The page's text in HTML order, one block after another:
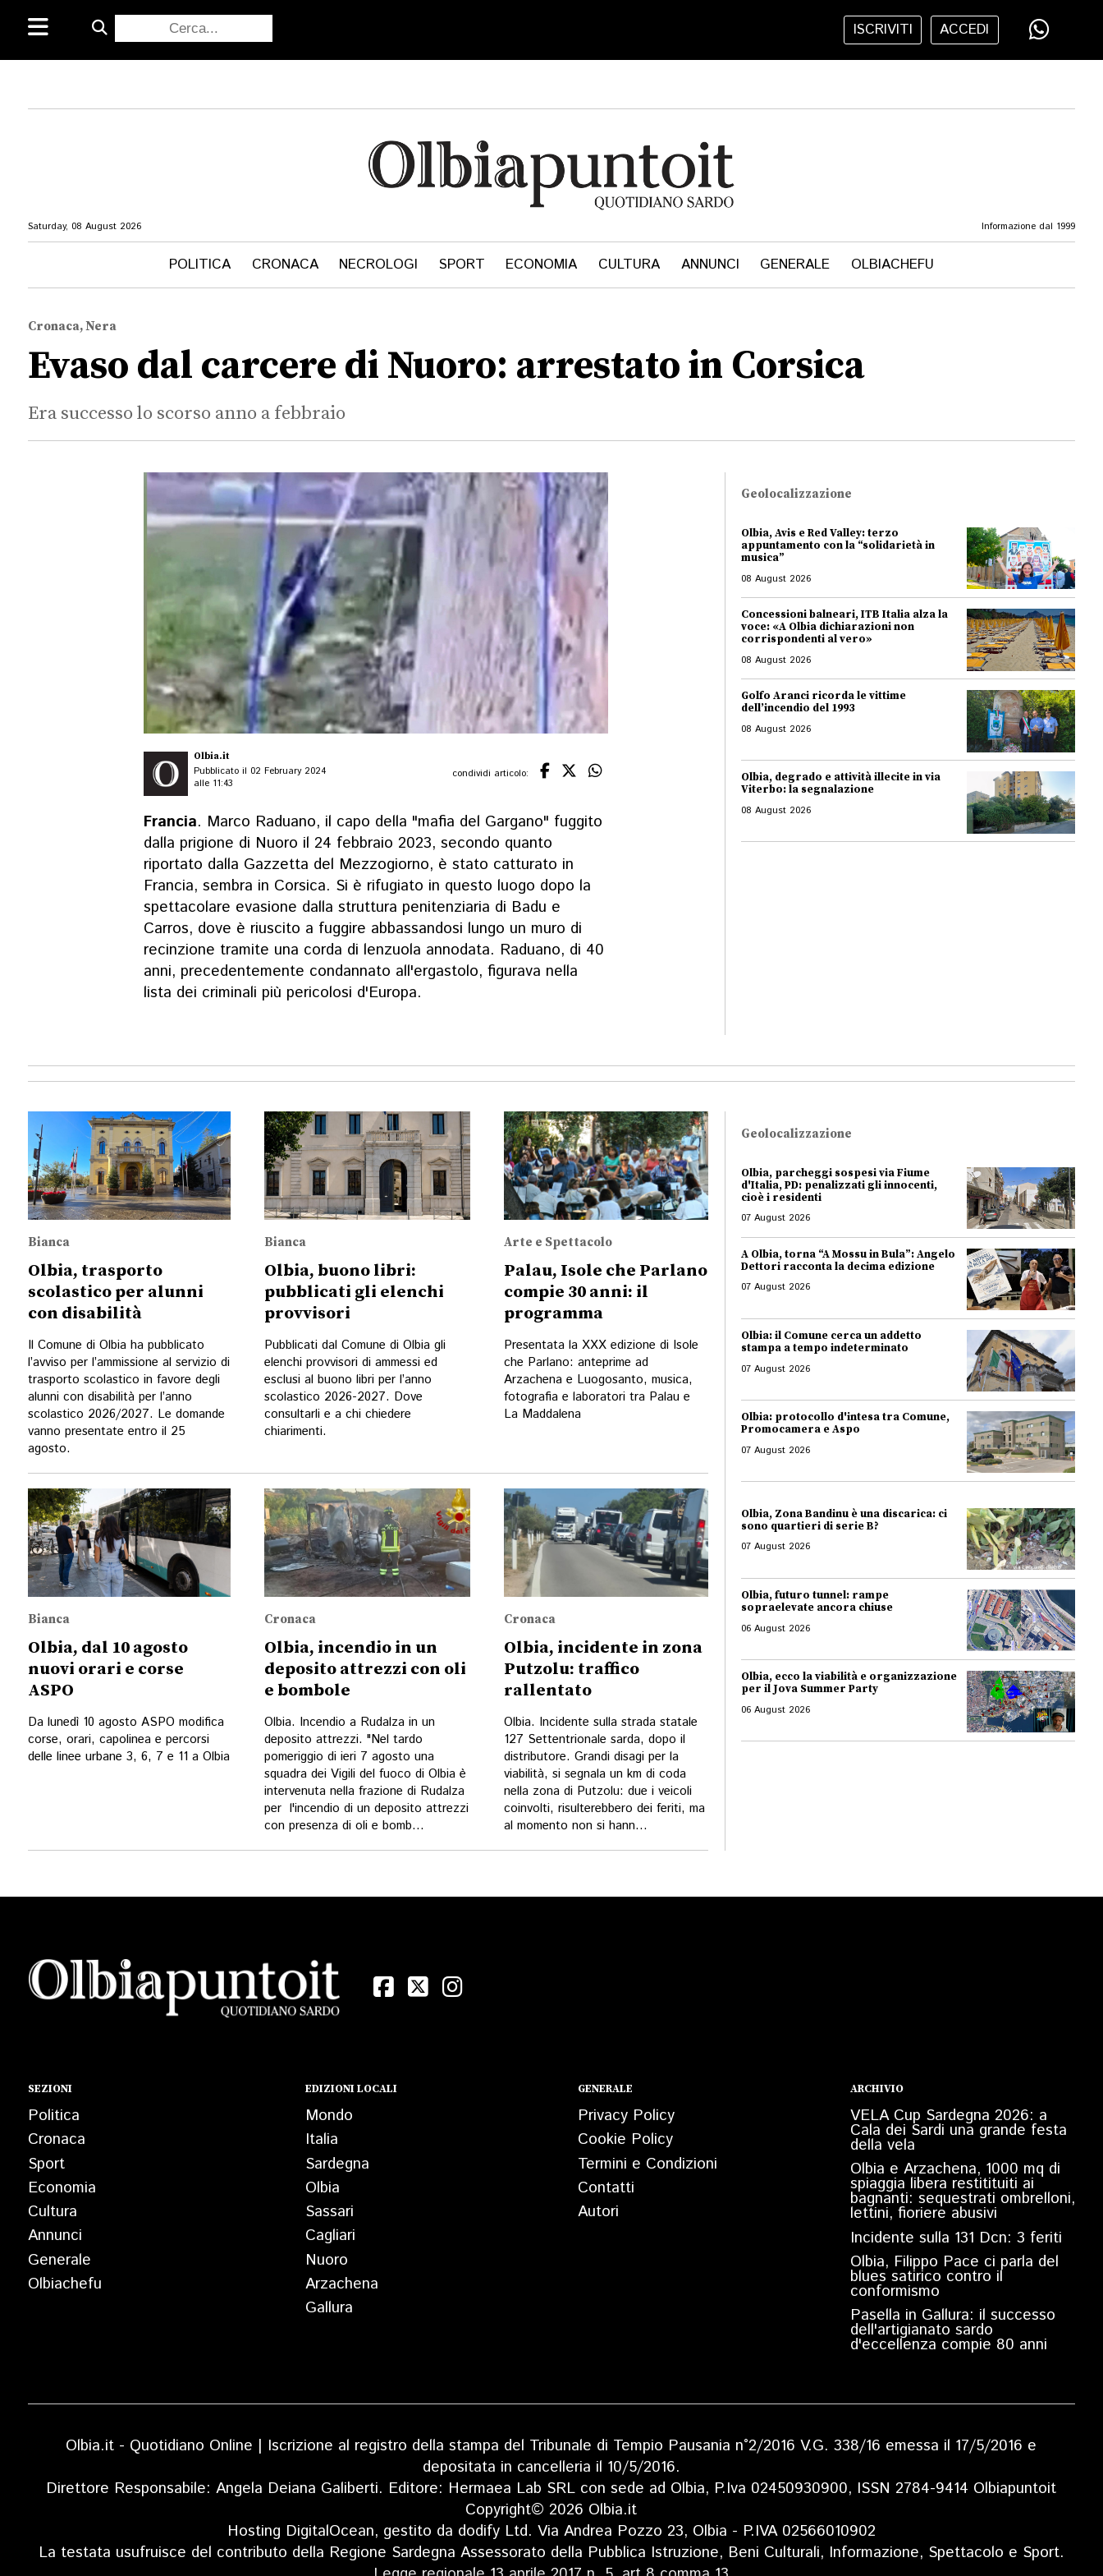
ISCRIVITI ACCEDI
Saturday, 08 August 2026 Informazione dal 1999
POLITICA CRONACA NECROLOGI SPORT ECONOMIA CULTURA ANNUNCI GENERALE OLBIACHEFU
Cronaca, Nera
Evaso dal carcere di Nuoro: arrestato in Corsica
Era successo lo scorso anno a febbraio
Olbia.it
Pubblicato il 02 February 2024
alle 11:43
condividi articolo:
Francia. Marco Raduano, il capo della "mafia del Gargano" fuggito
dalla prigione di Nuoro il 24 febbraio 2023, secondo quanto
riportato dalla Gazzetta del Mezzogiorno, è stato catturato in
Francia, sembra in Corsica. Si è rifugiato in questo luogo dopo la
spettacolare evasione dalla struttura penitenziaria di Badu e
Carros, dove è riuscito a fuggire abbassandosi lungo un muro di
recinzione tramite una corda di lenzuola annodata. Raduano, di 40
anni, precedentemente condannato all'ergastolo, figurava nella
lista dei criminali più pericolosi d'Europa.
Geolocalizzazione
Olbia, Avis e Red Valley: terzo
appuntamento con la “solidarietà in
musica”
08 August 2026
Concessioni balneari, ITB Italia alza la
voce: «A Olbia dichiarazioni non
corrispondenti al vero»
08 August 2026
Golfo Aranci ricorda le vittime
dell’incendio del 1993
08 August 2026
Olbia, degrado e attività illecite in via
Viterbo: la segnalazione
08 August 2026
Bianca
Olbia, trasporto
scolastico per alunni
con disabilità
Il Comune di Olbia ha pubblicato
l’avviso per l’ammissione al servizio di
trasporto scolastico in favore degli
alunni con disabilità per l’anno
scolastico 2026/2027. Le domande
vanno presentate entro il 25
agosto.
Bianca
Olbia, buono libri:
pubblicati gli elenchi
provvisori
Pubblicati dal Comune di Olbia gli
elenchi provvisori di ammessi ed
esclusi al buono libri per l’anno
scolastico 2026-2027. Dove
consultarli e a chi chiedere
chiarimenti.
Arte e Spettacolo
Palau, Isole che Parlano
compie 30 anni: il
programma
Presentata la XXX edizione di Isole
che Parlano: anteprime ad
Arzachena e Luogosanto, musica,
fotografia e laboratori tra Palau e
La Maddalena
Bianca
Olbia, dal 10 agosto
nuovi orari e corse
ASPO
Da lunedì 10 agosto ASPO modifica
corse, orari, capolinea e percorsi
delle linee urbane 3, 6, 7 e 11 a Olbia
Cronaca
Olbia, incendio in un
deposito attrezzi con oli
e bombole
Olbia. Incendio a Rudalza in un
deposito attrezzi. "Nel tardo
pomeriggio di ieri 7 agosto una
squadra dei Vigili del fuoco di Olbia è
intervenuta nella frazione di Rudalza
per l'incendio di un deposito attrezzi
con presenza di oli e bomb...
Cronaca
Olbia, incidente in zona
Putzolu: traffico
rallentato
Olbia. Incidente sulla strada statale
127 Settentrionale sarda, dopo il
distributore. Grandi disagi per la
viabilità, si segnala un km di coda
nella zona di Putzolu: due i veicoli
coinvolti, risulterebbero dei feriti, ma
al momento non si hann...
Geolocalizzazione
Olbia, parcheggi sospesi via Fiume
d'Italia, PD: penalizzati gli innocenti,
cioè i residenti
07 August 2026
A Olbia, torna “A Mossu in Bula”: Angelo
Dettori racconta la decima edizione
07 August 2026
Olbia: il Comune cerca un addetto
stampa a tempo indeterminato
07 August 2026
Olbia: protocollo d'intesa tra Comune,
Promocamera e Aspo
07 August 2026
Olbia, Zona Bandinu è una discarica: ci
sono quartieri di serie B?
07 August 2026
Olbia, futuro tunnel: rampe
sopraelevate ancora chiuse
06 August 2026
Olbia, ecco la viabilità e organizzazione
per il Jova Summer Party
06 August 2026
SEZIONI
Politica
Cronaca
Sport
Economia
Cultura
Annunci
Generale
Olbiachefu
EDIZIONI LOCALI
Mondo
Italia
Sardegna
Olbia
Sassari
Cagliari
Nuoro
Arzachena
Gallura
GENERALE
Privacy Policy
Cookie Policy
Termini e Condizioni
Contatti
Autori
ARCHIVIO
VELA Cup Sardegna 2026: a
Cala dei Sardi una grande festa
della vela
Olbia e Arzachena, 1000 mq di
spiaggia libera restitituiti ai
bagnanti: sequestrati ombrelloni,
lettini, fioriere abusivi
Incidente sulla 131 Dcn: 3 feriti
Olbia, Filippo Pace ci parla del
blues satirico contro il
conformismo
Pasella in Gallura: il successo
dell'artigianato sardo
d'eccellenza compie 80 anni
Olbia.it - Quotidiano Online | Iscrizione al registro della stampa del Tribunale di Tempio Pausania n°2/2016 V.G. 338/16 emessa il 17/5/2016 e
depositata in cancelleria il 10/5/2016.
Direttore Responsabile: Angela Deiana Galiberti. Editore: Hermaea Lab SRL con sede ad Olbia, P.Iva 02450930900, ISSN 2784-9414 Olbiapuntoit
Copyright© 2026 Olbia.it
Hosting DigitalOcean, gestito da dodify Ltd. Via Andrea Pozzo 23, Olbia - P.IVA 02566010902
La testata usufruisce del contributo della Regione Sardegna Assessorato della Pubblica Istruzione, Beni Culturali, Informazione, Spettacolo e Sport.